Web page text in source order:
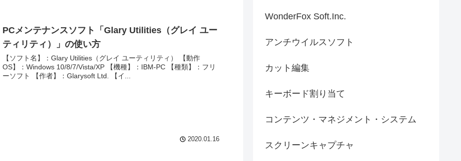
PCメンテナンスソフト「Glary Utilities（グレイ ユー
ティリティ）」の使い方
【ソフト名】：Glary Utilities（グレイ ユーティリティ） 【動作
OS】：Windows 10/8/7/Vista/XP 【機種】：IBM-PC 【種類】：フリ
ーソフト 【作者】：Glarysoft Ltd. 【イ...
2020.01.16
WonderFox Soft.Inc.
アンチウイルスソフト
カット編集
キーボード割り当て
コンテンツ・マネジメント・システム
スクリーンキャプチャ